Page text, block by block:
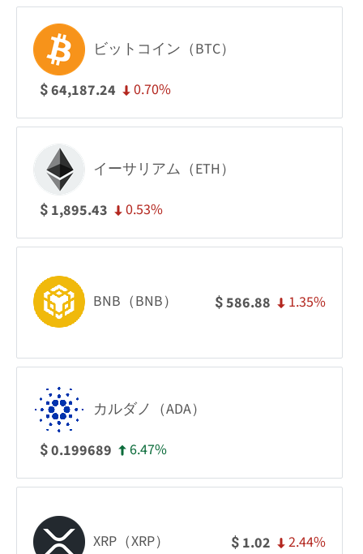
ビットコイン（BTC）
$64,187.24 0.70%
イーサリアム（ETH）
$ 1,895.43 0.53%
BNB（BNB） $586.88 1.35%
カルダノ（ADA）
$0.199689 6.47%
XRP（XRP） $ 1.02 2.44%